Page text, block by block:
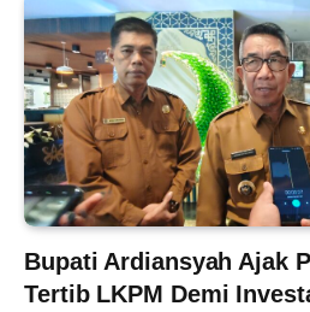
Bupati Ardiansyah Ajak
Tertib LKPM Demi